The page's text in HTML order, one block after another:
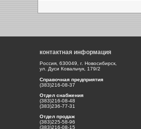
контактная информация
Россия, 630049, г. Новосибирск,
ул. Дуси Ковальчук, 179/2
Справочная предприятия
(383)216-08-37
Отдел снабжения
(383)216-08-48
(383)236-77-31
Отдел продаж
(383)225-58-96
(383)216-08-15